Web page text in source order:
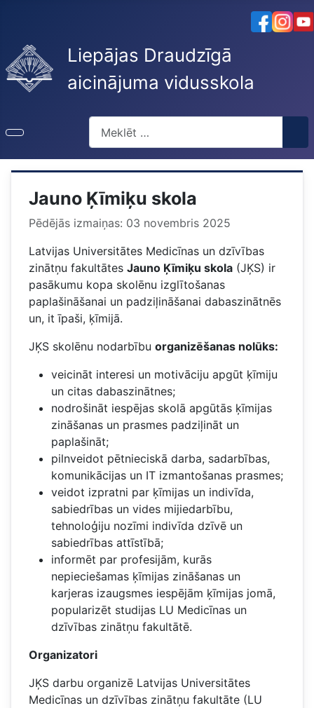
Liepājas Draudzīgā
aicinājuma vidusskola
Jauno Ķīmiķu skola
Pēdējās izmaiņas: 03 novembris 2025
Latvijas Universitātes Medicīnas un dzīvības
zinātņu fakultātes Jauno Ķīmiķu skola (JĶS) ir
pasākumu kopa skolēnu izglītošanas
paplašināšanai un padziļināšanai dabaszinātnēs
un, it īpaši, ķīmijā.
JĶS skolēnu nodarbību organizēšanas nolūks:
veicināt interesi un motivāciju apgūt ķīmiju
un citas dabaszinātnes;
nodrošināt iespējas skolā apgūtās ķīmijas
zināšanas un prasmes padziļināt un
paplašināt;
pilnveidot pētnieciskā darba, sadarbības,
komunikācijas un IT izmantošanas prasmes;
veidot izpratni par ķīmijas un indivīda,
sabiedrības un vides mijiedarbību,
tehnoloģiju nozīmi indivīda dzīvē un
sabiedrības attīstībā;
informēt par profesijām, kurās
nepieciešamas ķīmijas zināšanas un
karjeras izaugsmes iespējām ķīmijas jomā,
popularizēt studijas LU Medicīnas un
dzīvības zinātņu fakultātē.
Organizatori
JĶS darbu organizē Latvijas Universitātes
Medicīnas un dzīvības zinātņu fakultāte (LU